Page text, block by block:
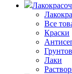
Все
Краски
Лаки